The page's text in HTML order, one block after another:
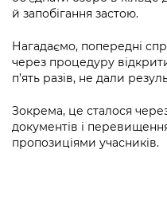
Річні звіти
Гендерна політика
Безбар'єрність
Київська міська
Міський застосунок
Публічні дашборди
й запобігання застою.
Нагадаємо, попередні
через процедуру
п’ять разів, не дали
Зокрема, це сталося
документів і
пропозиціями учасників.